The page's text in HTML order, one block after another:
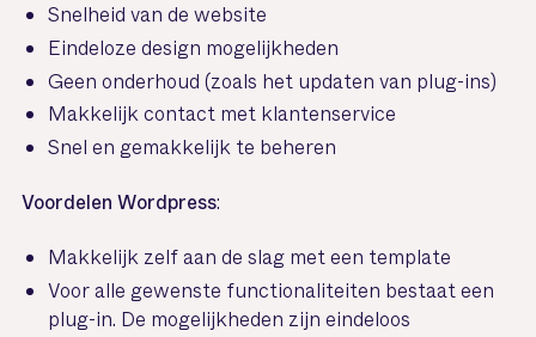
Snelheid van de website
Eindeloze design mogelijkheden
Geen onderhoud (zoals het updaten van plug-ins)
Makkelijk contact met klantenservice
Snel en gemakkelijk te beheren
Voordelen Wordpress:
Makkelijk zelf aan de slag met een template
Voor alle gewenste functionaliteiten bestaat een
plug-in. De mogelijkheden zijn eindeloos